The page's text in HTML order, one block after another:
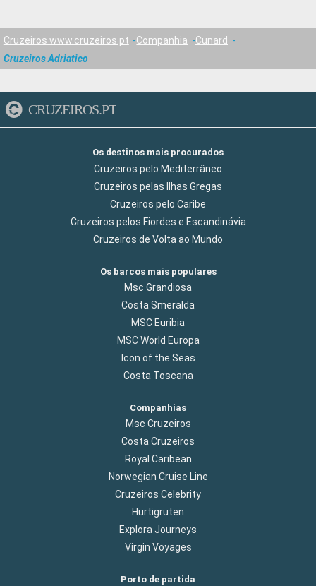
Cruzeiros www.cruzeiros.pt Companhia
Cunard
Cruzeiros Adriatico
CRUZEIROS.PT
Os destinos mais procurados
Cruzeiros pelo Mediterrâneo
Cruzeiros pelas Ilhas Gregas
Cruzeiros pelo Caribe
Cruzeiros pelos Fiordes e Escandinávia
Cruzeiros de Volta ao Mundo
Os barcos mais populares
Msc Grandiosa
Costa Smeralda
MSC Euribia
MSC World Europa
Icon of the Seas
Costa Toscana
Companhias
Msc Cruzeiros
Costa Cruzeiros
Royal Caribean
Norwegian Cruise Line
Cruzeiros Celebrity
Hurtigruten
Explora Journeys
Virgin Voyages
Porto de partida